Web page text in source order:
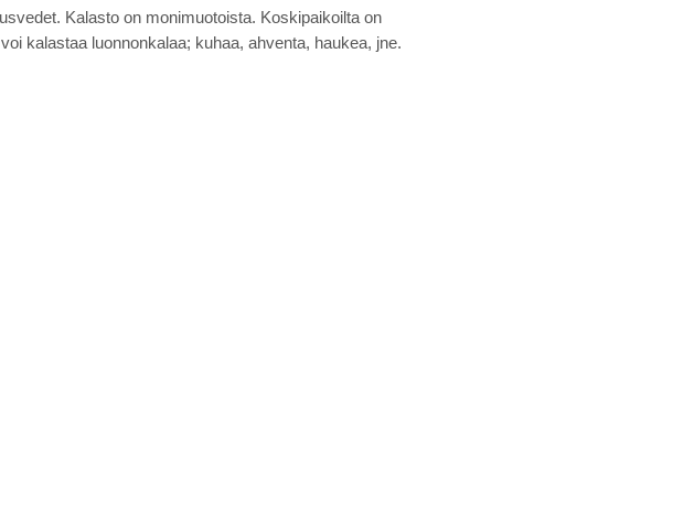
Kalasto on monimuotoista. Koskipaikoilta on
kalastaa luonnonkalaa; kuhaa, ahventa, haukea, jne.